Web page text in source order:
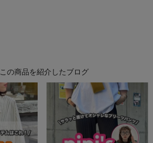
この商品を紹介したブログ